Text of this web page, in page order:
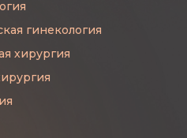
гинекология
хирургия